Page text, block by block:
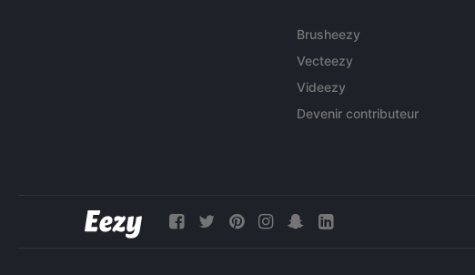
Brusheezy
Vecteezy
Videezy
Devenir contributeur